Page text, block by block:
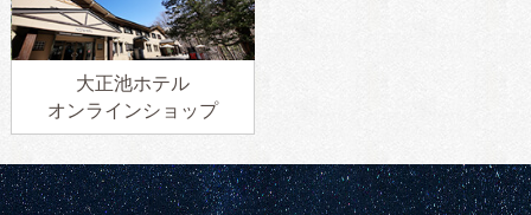
大正池ホテル
オンラインショップ